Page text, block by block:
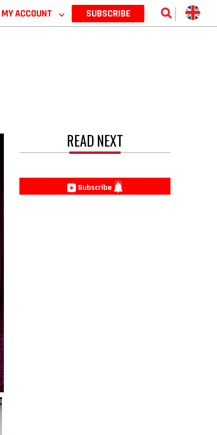
MY ACCOUNT ⌵ SUBSCRIBE
READ NEXT
Subscribe